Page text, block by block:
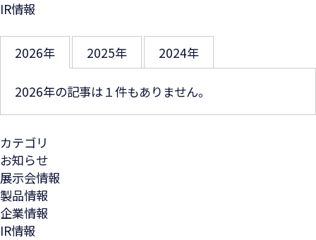
IR情報
2026年 2025年 2024年
2026年の記事は１件もありません。
カテゴリ
お知らせ
展示会情報
製品情報
企業情報
IR情報